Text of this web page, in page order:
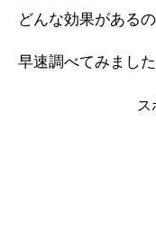
どんな効果があるの
早速調べてみました
ス